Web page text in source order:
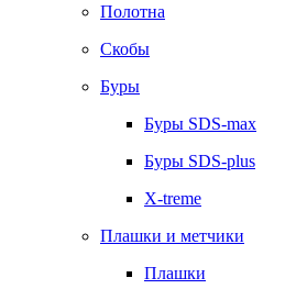
Полотна
Скобы
Буры
Буры SDS-max
Буры SDS-plus
X-treme
Плашки и метчики
Плашки